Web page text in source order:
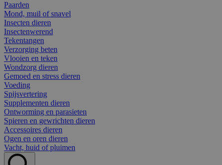
Paarden
Mond, muil of snavel
Insecten dieren
Insectenwerend
Tekentangen
Verzorging beten
Vlooien en teken
Wondzorg dieren
Gemoed en stress dieren
Voeding
Spijsvertering
Supplementen dieren
Ontworming en parasieten
Spieren en gewrichten dieren
Accessoires dieren
Ogen en oren dieren
Vacht, huid of pluimen